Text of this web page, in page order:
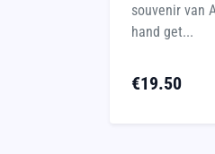
souvenir van
hand get...
€19.50